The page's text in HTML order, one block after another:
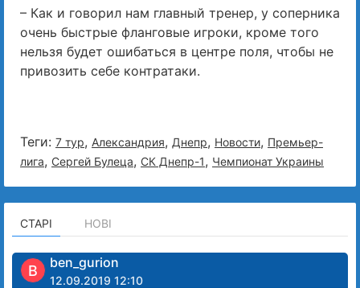
– Как и говорил нам главный тренер, у соперника
очень быстрые фланговые игроки, кроме того
нельзя будет ошибаться в центре поля, чтобы не
привозить себе контратаки.
Теги: 7 тур, Александрия, Днепр, Новости, Премьер-
лига, Сергей Булеца, СК Днепр-1, Чемпионат Украины
СТАРІ НОВІ
B ben_gurion
12.09.2019 12:10